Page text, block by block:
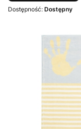
Dostępność: Dostępny